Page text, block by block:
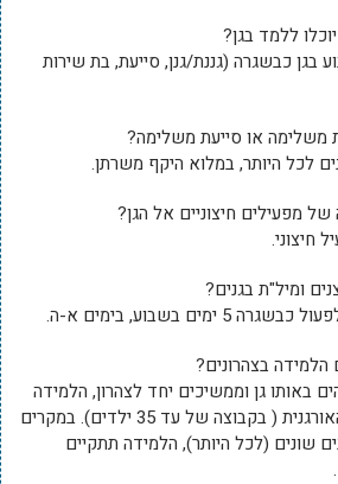
בגן כבשגרה (גננת/גנן, סייעת, בת שירות
חיצוני.
בשבוע, בימים א-ה.
באותו גן וממשיכים יחד לצהרון, הלמידה
תמשיך להתקיים בכיתה האורגנית ( בקבוצה של עד 35 ילדים). במקרים
יגיעו הילדים מ- 3 גנים שונים (לכל היותר), הלמידה תתקיים